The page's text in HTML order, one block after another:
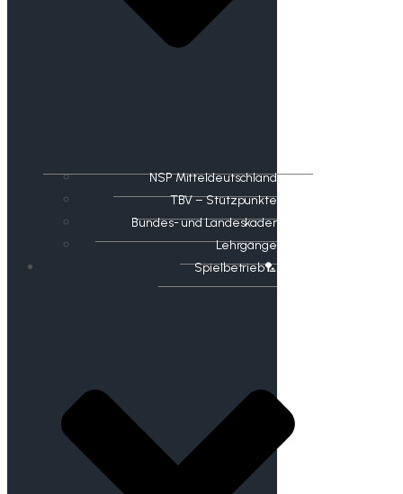
NSP Mitteldeutschland
TBV – Stützpunkte
Bundes- und Landeskader
Lehrgänge
Spielbetrieb🏸